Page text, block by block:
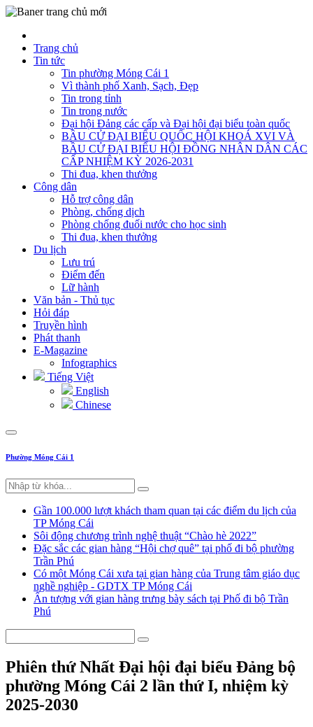
Trang chủ
Tin tức
Tin phường Móng Cái 1
Vì thành phố Xanh, Sạch, Đẹp
Tin trong tỉnh
Tin trong nước
Đại hội Đảng các cấp và Đại hội đại biểu toàn quốc
BẦU CỬ ĐẠI BIỂU QUỐC HỘI KHOÁ XVI VÀ
BẦU CỬ ĐẠI BIỂU HỘI ĐỒNG NHÂN DÂN CÁC
CẤP NHIỆM KỲ 2026-2031
Thi đua, khen thưởng
Công dân
Hỗ trợ công dân
Phòng, chống dịch
Phòng chống đuối nước cho học sinh
Thi đua, khen thưởng
Du lịch
Lưu trú
Điểm đến
Lữ hành
Văn bản - Thủ tục
Hỏi đáp
Truyền hình
Phát thanh
E-Magazine
Infographics
Tiếng Việt
English
Chinese
Phường Móng Cái 1
Gần 100.000 lượt khách tham quan tại các điểm du lịch của
TP Móng Cái
Sôi động chương trình nghệ thuật “Chào hè 2022”
Đặc sắc các gian hàng “Hội chợ quê” tại phố đi bộ phường
Trần Phú
Có một Móng Cái xưa tại gian hàng của Trung tâm giáo dục
nghề nghiệp - GDTX TP Móng Cái
Ấn tượng với gian hàng trưng bày sách tại Phố đi bộ Trần
Phú
Phiên thứ Nhất Đại hội đại biểu Đảng bộ
phường Móng Cái 2 lần thứ I, nhiệm kỳ
2025-2030